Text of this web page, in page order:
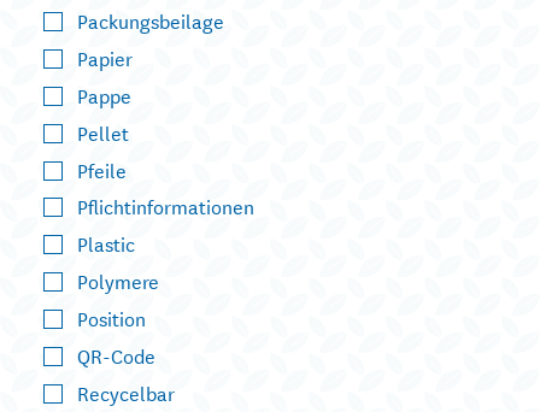
Packungsbeilage
Papier
Pappe
Pellet
Pfeile
Pflichtinformationen
Plastic
Polymere
Position
QR-Code
Recycelbar